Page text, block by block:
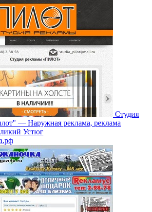
Студия
— Наружная реклама, реклама
Устюг